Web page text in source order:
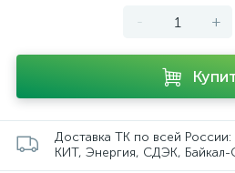
- +
Доставка ТК по всей
КИТ, Энергия, СДЭК, Байкал-